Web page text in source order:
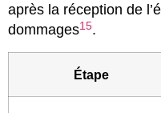
après la réception de
dommages15.
Étape